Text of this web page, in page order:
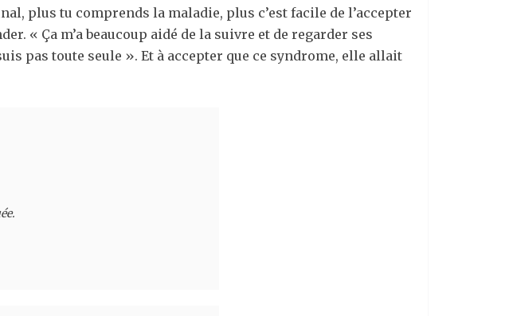
plus tu comprends la maladie, plus c’est facile de l’accepter
« Ça m’a beaucoup aidé de la suivre et de regarder ses
pas toute seule ». Et à accepter que ce syndrome, elle allait